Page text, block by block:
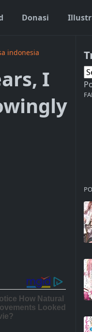
Donasi
indonesia
I